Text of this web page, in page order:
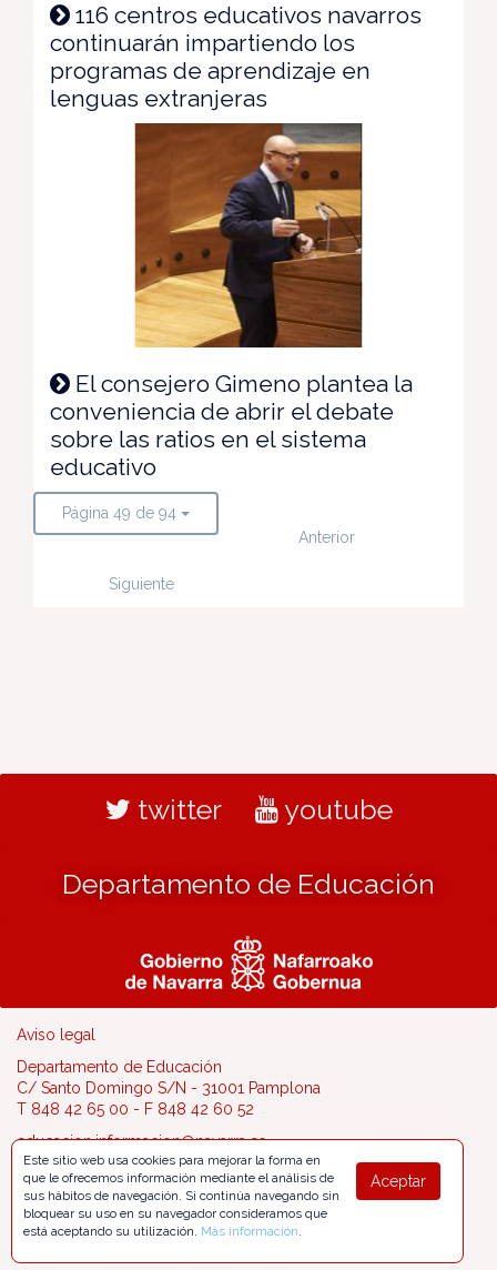
116 centros educativos navarros
continuarán impartiendo los
programas de aprendizaje en
lenguas extranjeras
El consejero Gimeno plantea la
conveniencia de abrir el debate
sobre las ratios en el sistema
educativo
Página 49 de 94
Anterior
Siguiente
twitter youtube
Departamento de Educación
Aviso legal
Departamento de Educación
C/ Santo Domingo S/N - 31001 Pamplona
T 848 42 65 00 - F 848 42 60 52
educacion.informacion@navarra.es
Aceptar
Este sitio web usa cookies para mejorar la forma en
que le ofrecemos información mediante el análisis de
sus hábitos de navegación. Si continúa navegando sin
bloquear su uso en su navegador consideramos que
está aceptando su utilización. Más información.